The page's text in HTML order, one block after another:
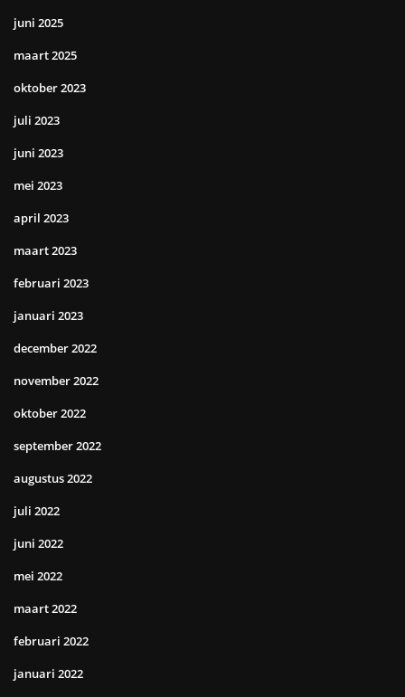
juni 2025
maart 2025
oktober 2023
juli 2023
juni 2023
mei 2023
april 2023
maart 2023
februari 2023
januari 2023
december 2022
november 2022
oktober 2022
september 2022
augustus 2022
juli 2022
juni 2022
mei 2022
maart 2022
februari 2022
januari 2022